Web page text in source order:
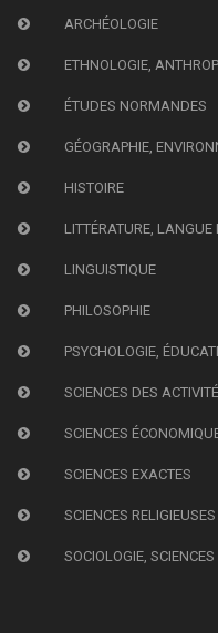
ARCHÉOLOGIE
ETHNOLOGIE,
ÉTUDES NORMANDES
GÉOGRAPHIE,
HISTOIRE
LITTÉRATURE, LANGUE
LINGUISTIQUE
PHILOSOPHIE
PSYCHOLOGIE,
SCIENCES DES
SCIENCES
SCIENCES EXACTES
SCIENCES RELIGIEUSES
SOCIOLOGIE,